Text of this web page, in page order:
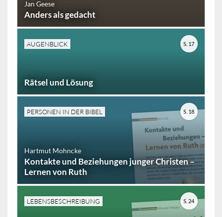
Jan Geese
Anders als gedacht
AUGENBLICK
Rätsel und Lösung
S. 17
PERSONEN IN DER BIBEL
Hartmut Mohncke
Kontakte und Beziehungen junger Christen –
Lernen von Ruth
S. 18
LEBENSBESCHREIBUNG S. 24